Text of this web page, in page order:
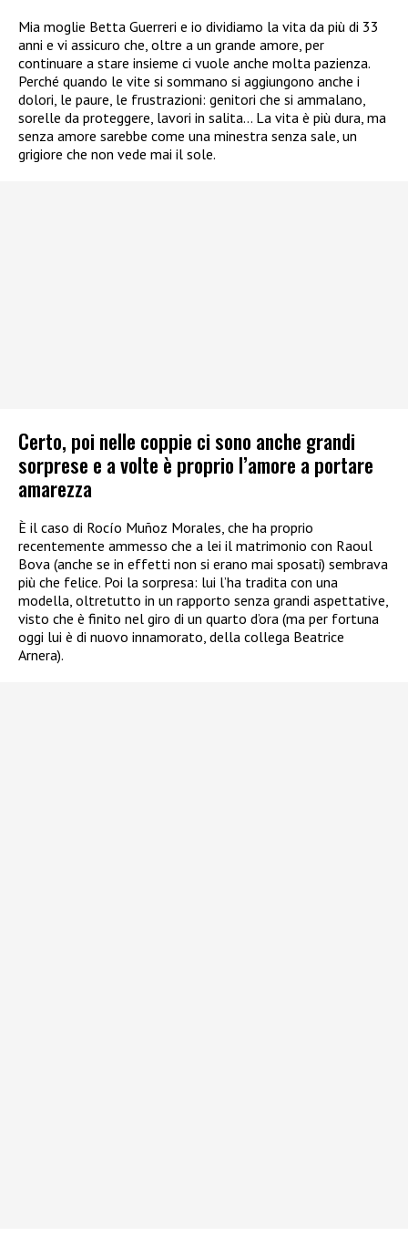
Mia moglie Betta Guerreri e io dividiamo la vita da più di 33
anni e vi assicuro che, oltre a un grande amore, per
continuare a stare insieme ci vuole anche molta pazienza.
Perché quando le vite si sommano si aggiungono anche i
dolori, le paure, le frustrazioni: genitori che si ammalano,
sorelle da proteggere, lavori in salita… La vita è più dura, ma
senza amore sarebbe come una minestra senza sale, un
grigiore che non vede mai il sole.
Certo, poi nelle coppie ci sono anche grandi
sorprese e a volte è proprio l’amore a portare
amarezza
È il caso di Rocío Muñoz Morales, che ha proprio
recentemente ammesso che a lei il matrimonio con Raoul
Bova (anche se in effetti non si erano mai sposati) sembrava
più che felice. Poi la sorpresa: lui l’ha tradita con una
modella, oltretutto in un rapporto senza grandi aspettative,
visto che è finito nel giro di un quarto d’ora (ma per fortuna
oggi lui è di nuovo innamorato, della collega Beatrice
Arnera).